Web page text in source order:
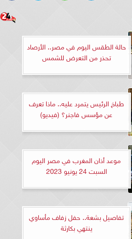
حالة الطقس اليوم في مصر.. الأرصاد
تحذر من التعرض للشمس
طباخ الرئيس يتمرد عليه.. ماذا تعرف
عن مؤسس فاجنر؟ (فيديو)
موعد أذان المغرب في مصر اليوم
السبت 24 يونيو 2023
تفاصيل بشعة.. حفل زفاف مأساوي
ينتهي بكارثة